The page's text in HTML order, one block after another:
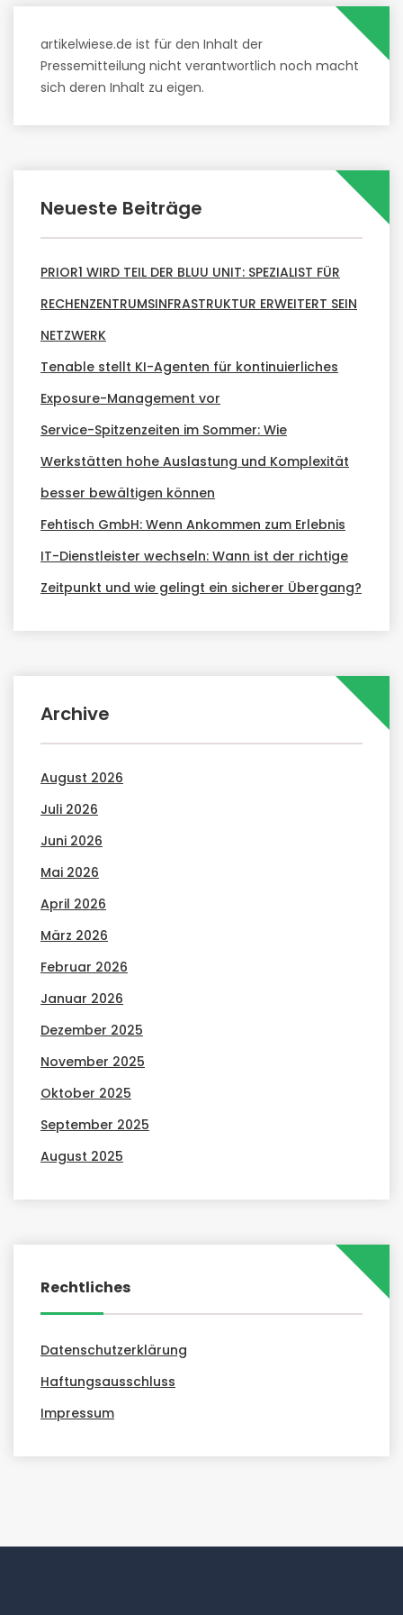
artikelwiese.de ist für den Inhalt der
Pressemitteilung nicht verantwortlich noch macht
sich deren Inhalt zu eigen.
Neueste Beiträge
PRIOR1 WIRD TEIL DER BLUU UNIT: SPEZIALIST FÜR
RECHENZENTRUMSINFRASTRUKTUR ERWEITERT SEIN
NETZWERK
Tenable stellt KI-Agenten für kontinuierliches
Exposure-Management vor
Service-Spitzenzeiten im Sommer: Wie
Werkstätten hohe Auslastung und Komplexität
besser bewältigen können
Fehtisch GmbH: Wenn Ankommen zum Erlebnis
IT-Dienstleister wechseln: Wann ist der richtige
Zeitpunkt und wie gelingt ein sicherer Übergang?
Archive
August 2026
Juli 2026
Juni 2026
Mai 2026
April 2026
März 2026
Februar 2026
Januar 2026
Dezember 2025
November 2025
Oktober 2025
September 2025
August 2025
Rechtliches
Datenschutzerklärung
Haftungsausschluss
Impressum